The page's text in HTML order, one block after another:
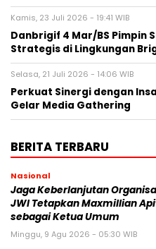
Kamis, 23 Juli 2026 - 19:41 WIB
Danbrigif 4 Mar/BS Pimpin
Strategis di Lingkungan
Selasa, 21 Juli 2026 - 14:06 WIB
Perkuat Sinergi dengan
Gelar Media Gathering
BERITA TERBARU
Nasional
Jaga Keberlanjutan
JWI Tetapkan Maxmillian
sebagai Ketua Umum
Minggu, 9 Agu 2026 - 05:30 WIB